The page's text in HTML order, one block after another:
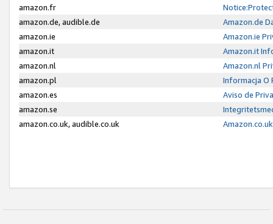
amazon.fr
amazon.de, audible.de
Amazon.de
amazon.ie
Amazon.ie
amazon.it
Amazon.it
amazon.nl
Amazon.nl
amazon.pl
Informacja O
amazon.es
Aviso de
amazon.se
amazon.co.uk, audible.co.uk